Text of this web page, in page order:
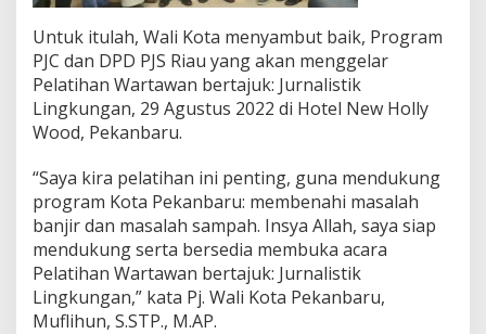
Untuk itulah, Wali Kota menyambut baik, Program
PJC dan DPD PJS Riau yang akan menggelar
Pelatihan Wartawan bertajuk: Jurnalistik
Lingkungan, 29 Agustus 2022 di Hotel New Holly
Wood, Pekanbaru.
“Saya kira pelatihan ini penting, guna mendukung
program Kota Pekanbaru: membenahi masalah
banjir dan masalah sampah. Insya Allah, saya siap
mendukung serta bersedia membuka acara
Pelatihan Wartawan bertajuk: Jurnalistik
Lingkungan,” kata Pj. Wali Kota Pekanbaru,
Muflihun, S.STP., M.AP.